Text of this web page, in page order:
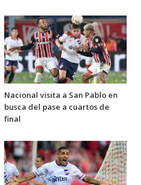
Nacional visita a San Pablo en
busca del pase a cuartos de
final